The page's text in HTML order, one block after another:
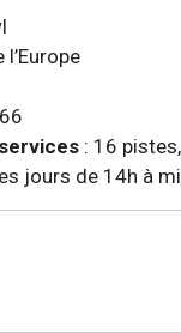
: 16
jours de 14h à